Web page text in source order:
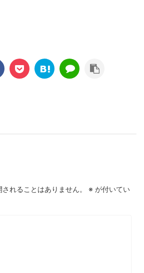
れることはありません。 ※ が付いてい